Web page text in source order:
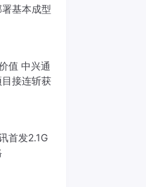
基本成型
值 中兴通
接连斩获
首发2.1G